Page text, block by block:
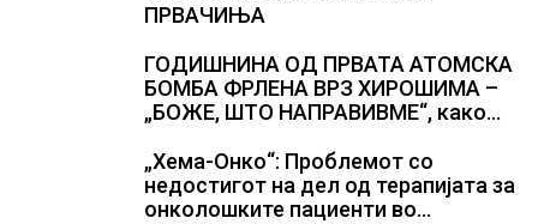
ПРВАЧИЊА
ГОДИШНИНА ОД ПРВАТА АТОМСКА
БОМБА ФРЛЕНА ВРЗ ХИРОШИМА –
„БОЖЕ, ШТО НАПРАВИВМЕ“, како
Геј“ и учесниците во
бомбардирањето го доживуваа овој
настан што го промени текот на
„Хема-Онко“: Проблемот со
недостигот на дел од терапијата за
онколошките пациенти во